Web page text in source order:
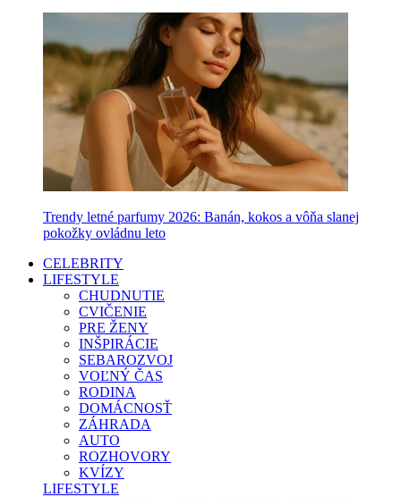
Trendy letné parfumy 2026: Banán, kokos a vôňa slanej
pokožky ovládnu leto
CELEBRITY
LIFESTYLE
CHUDNUTIE
CVIČENIE
PRE ŽENY
INŠPIRÁCIE
SEBAROZVOJ
VOĽNÝ ČAS
RODINA
DOMÁCNOSŤ
ZÁHRADA
AUTO
ROZHOVORY
KVÍZY
LIFESTYLE